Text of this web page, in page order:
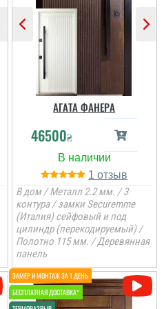
АГАТА ФАНЕРА
46500₴
1
В дом / Металл 2.2 мм. / 3
контура / замки Securemme
(Италия) сейфовый и под
цилиндр (перекодируемый) /
Полотно 115 мм. / Деревянная
панель